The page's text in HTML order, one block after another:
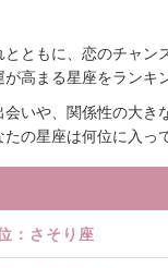
とともに、恋のチャン
が高まる星座をランキ
会いや、関係性の大き
たの星座は何位に入っ
：さそり座